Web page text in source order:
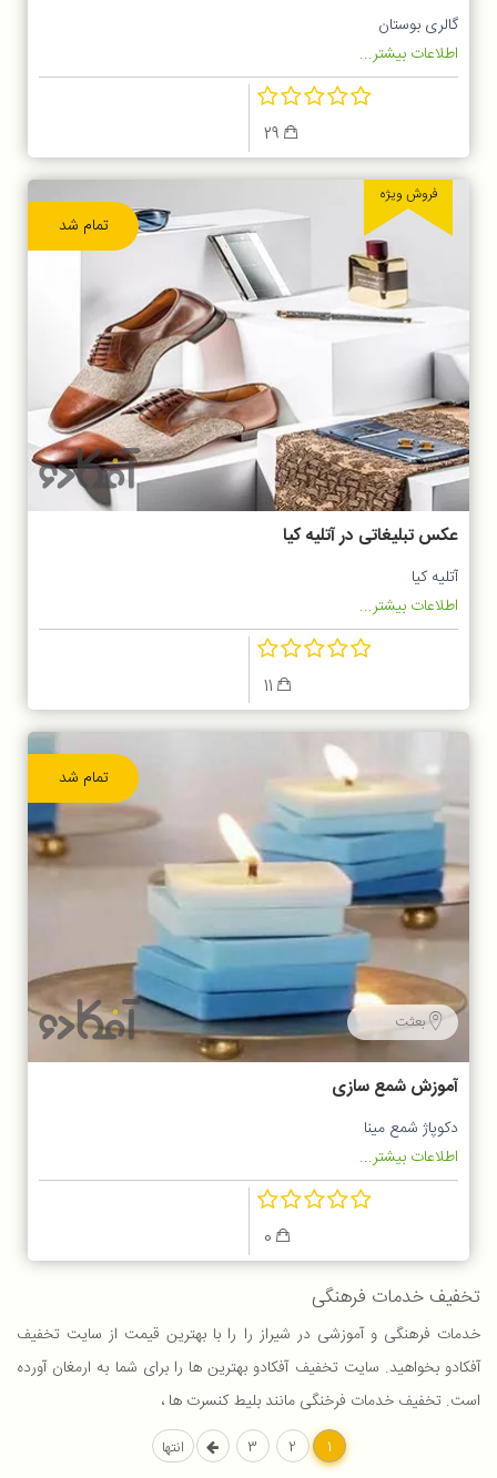
گالری بوستان
اطلاعات بیشتر...
تمام شد
فروش ویژه
عکس تبلیغاتی در آتلیه کیا
آتلیه کیا
اطلاعات بیشتر...
تمام شد
بعثت
آموزش شمع سازی
دکوپاژ شمع مینا
اطلاعات بیشتر...
تخفیف خدمات فرهنگی
خدمات فرهنگی و آموزشی در شیراز را را با بهترین قیمت از سایت تخفیف
آفکادو بخواهید. سایت تخفیف آفکادو بهترین ها را برای شما به ارمغان آورده
است. تخفیف خدمات فرخنگی مانند بلیط کنسرت ها ،
1
2
3 انتها